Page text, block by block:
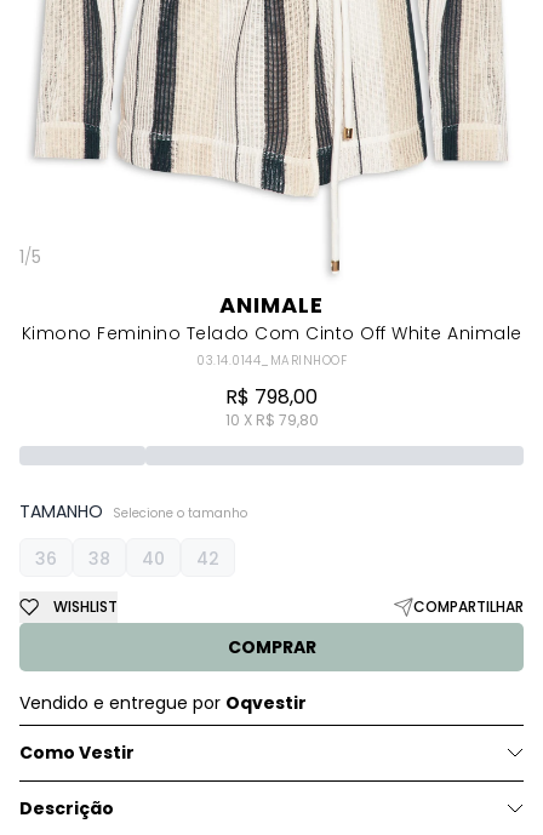
1/5
ANIMALE
Kimono Feminino Telado Com Cinto Off White Animale
03.14.0144_MARINHOOF
R$ 798,00
10 X R$ 79,80
TAMANHO Selecione o tamanho
36 38 40 42
COMPRAR
WISHLIST COMPARTILHAR
Vendido e entregue por Oqvestir
Como Vestir
Descrição